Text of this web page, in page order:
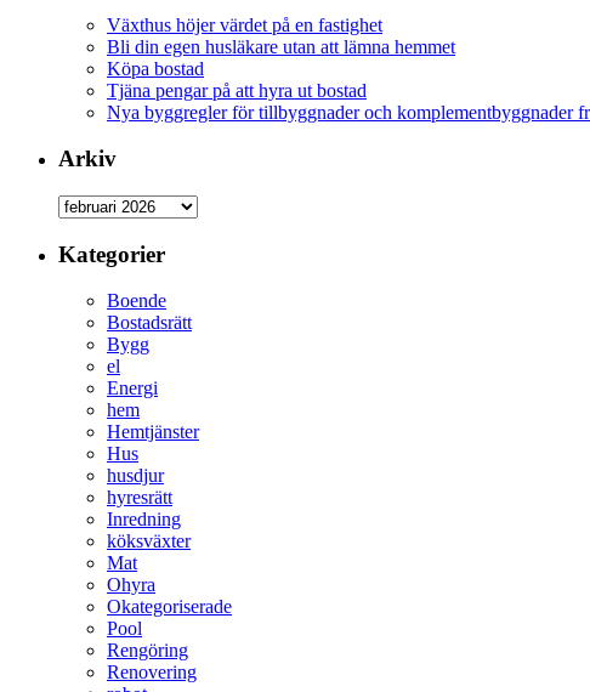
Växthus höjer värdet på en fastighet
Bli din egen husläkare utan att lämna hemmet
Köpa bostad
Tjäna pengar på att hyra ut bostad
Nya byggregler för tillbyggnader och komplementbyggnader
Arkiv
Kategorier
Boende
Bostadsrätt
Bygg
el
Energi
hem
Hemtjänster
Hus
husdjur
hyresrätt
Inredning
köksväxter
Mat
Ohyra
Okategoriserade
Pool
Rengöring
Renovering